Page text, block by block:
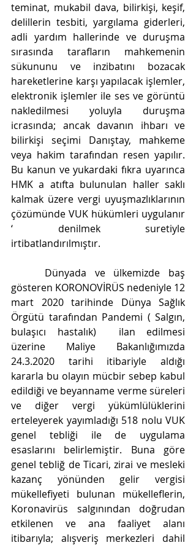
teminat, mukabil dava, bilirkişi, keşif,
delillerin tesbiti, yargılama giderleri,
adli yardım hallerinde ve duruşma
sırasında tarafların mahkemenin
sükununu ve inzibatını bozacak
hareketlerine karşı yapılacak işlemler,
elektronik işlemler ile ses ve görüntü
nakledilmesi yoluyla duruşma
icrasında; ancak davanın ihbarı ve
bilirkişi seçimi Danıştay, mahkeme
veya hakim tarafından resen yapılır.
Bu kanun ve yukardaki fıkra uyarınca
HMK a atıfta bulunulan haller saklı
kalmak üzere vergi uyuşmazlıklarının
çözümünde VUK hükümleri uygulanır
‘ denilmek suretiyle
irtibatlandırılmıştır.
gösteren KORONOVİRÜS nedeniyle 12
mart 2020 tarihinde Dünya Sağlık
Örgütü tarafından Pandemi ( Salgın,
bulaşıcı hastalık)  ilan edilmesi
üzerine Maliye Bakanlığımızda
24.3.2020 tarihi itibariyle aldığı
kararla bu olayın mücbir sebep kabul
edildiği ve beyanname verme süreleri
ve diğer vergi yükümlülüklerini
erteleyerek yayımladığı 518 nolu VUK
genel tebliği ile de uygulama
esaslarını belirlemiştir. Buna göre
genel tebliğ de Ticari, zirai ve mesleki
kazanç yönünden gelir vergisi
mükellefiyeti bulunan mükelleflerin,
Koronavirüs salgınından doğrudan
etkilenen ve ana faaliyet alanı
itibarıyla; alışveriş merkezleri dahil